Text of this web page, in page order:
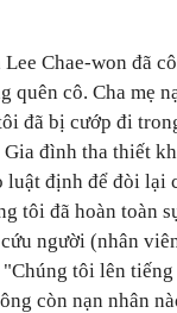
Chae-won đã
quên cô. Cha mẹ
đã bị cướp đi
đình tha thiết
luật định để đòi lại
tôi đã hoàn toàn
người (nhân
tôi lên
còn nạn nhân